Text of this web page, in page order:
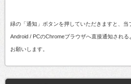
緑の「通知」ボタンを押していただきますと、当
Android / PCのChromeブラウザへ直接通知され
お願いします。